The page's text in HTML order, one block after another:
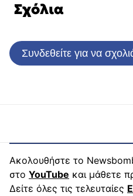
Σχόλια
Συνδεθείτε για να
Ακολουθήστε το
στο YouTube και μάθετε
Δείτε όλες τις τελευταίες